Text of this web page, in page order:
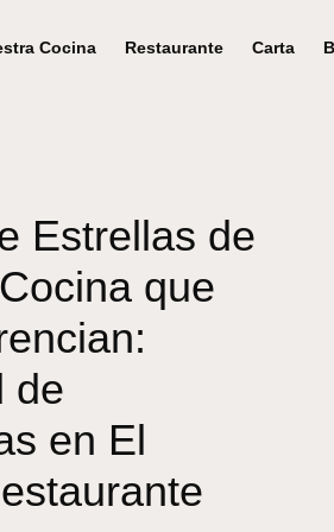
Cocina Restaurante Carta
Estrellas de
que
de
en El